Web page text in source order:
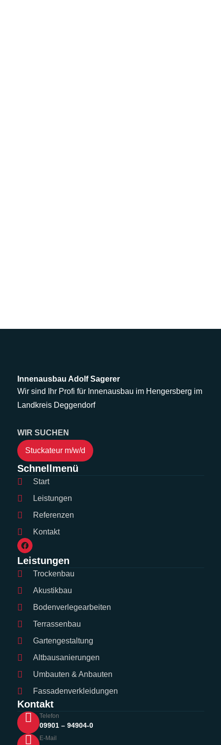
Innenausbau Adolf Sagerer
Wir sind Ihr Profi für Innenausbau im Hengersberg im
Landkreis Deggendorf
WIR SUCHEN
Stuckateur m/w/d
Schnellmenü
Start
Leistungen
Referenzen
Kontakt
Leistungen
Trockenbau
Akustikbau
Bodenverlegearbeiten
Terrassenbau
Gartengestaltung
Altbausanierungen
Umbauten & Anbauten
Fassadenverkleidungen
Kontakt
Telefon
09901 – 94904-0
E-Mail